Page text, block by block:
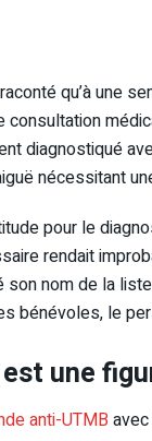
qu’à une
consultation
diagnostiqué
nécessitant
pour le
rendait
nom de la
bénévoles, le
une
anti-UTMB